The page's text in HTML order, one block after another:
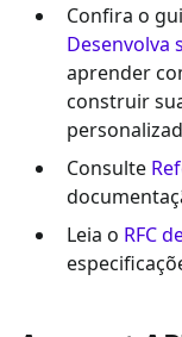
Confira o
Desenvolva
aprender
construir
Consulte
Leia o RFC